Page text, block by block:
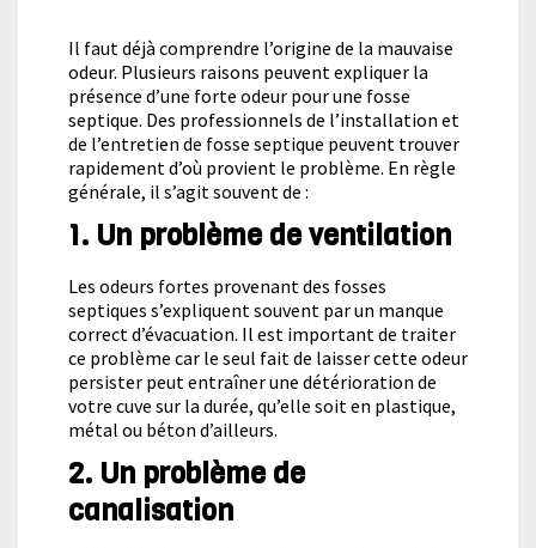
Il faut déjà comprendre l’origine de la mauvaise
odeur. Plusieurs raisons peuvent expliquer la
présence d’une forte odeur pour une fosse
septique. Des professionnels de l’installation et
de l’entretien de fosse septique peuvent trouver
rapidement d’où provient le problème. En règle
générale, il s’agit souvent de :
1. Un problème de ventilation
Les odeurs fortes provenant des fosses
septiques s’expliquent souvent par un manque
correct d’évacuation. Il est important de traiter
ce problème car le seul fait de laisser cette odeur
persister peut entraîner une détérioration de
votre cuve sur la durée, qu’elle soit en plastique,
métal ou béton d’ailleurs.
2. Un problème de
canalisation